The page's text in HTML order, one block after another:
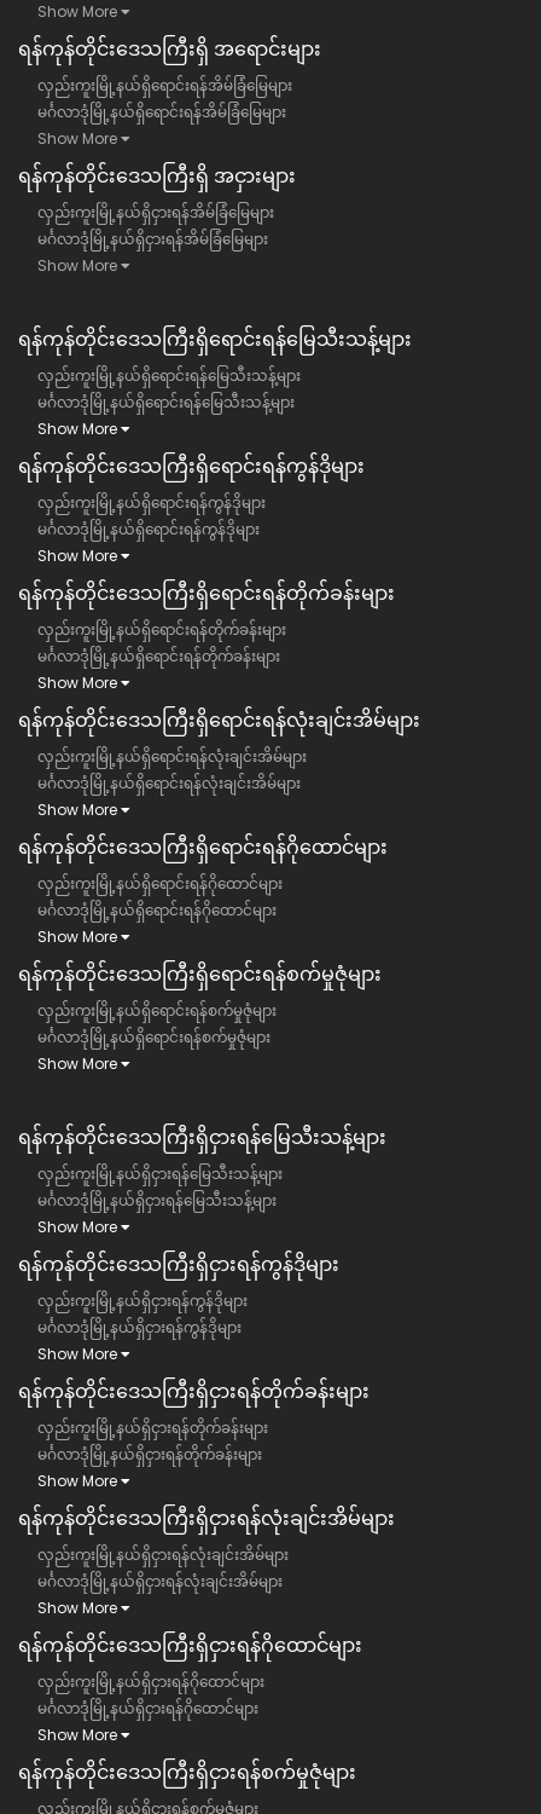
Show More
ရန်​ကုန်တိုင်းဒေသကြီး​ရှိ အရောင်းများ
လှည်းကူးမြို့နယ်ရှိရောင်းရန်အိမ်ခြံမြေများ
မင်္ဂလာဒုံမြို့နယ်ရှိရောင်းရန်အိမ်ခြံမြေများ
Show More
ရန်​ကုန်တိုင်းဒေသကြီး​ရှိ အငှားများ
လှည်းကူးမြို့နယ်ရှိငှားရန်အိမ်ခြံမြေများ
မင်္ဂလာဒုံမြို့နယ်ရှိငှားရန်အိမ်ခြံမြေများ
Show More
ရန်ကုန်တိုင်းဒေသကြီး​ရှိရောင်းရန်မြေသီးသန့်များ
လှည်းကူးမြို့နယ်ရှိရောင်းရန်မြေသီးသန့်များ
မင်္ဂလာဒုံမြို့နယ်ရှိရောင်းရန်မြေသီးသန့်များ
Show More
ရန်ကုန်တိုင်းဒေသကြီး​ရှိရောင်းရန်ကွန်ဒိုများ
လှည်းကူးမြို့နယ်ရှိရောင်းရန်ကွန်ဒိုများ
မင်္ဂလာဒုံမြို့နယ်ရှိရောင်းရန်ကွန်ဒိုများ
Show More
ရန်ကုန်တိုင်းဒေသကြီး​ရှိရောင်းရန်တိုက်ခန်းများ
လှည်းကူးမြို့နယ်ရှိရောင်းရန်တိုက်ခန်းများ
မင်္ဂလာဒုံမြို့နယ်ရှိရောင်းရန်တိုက်ခန်းများ
Show More
ရန်ကုန်တိုင်းဒေသကြီး​ရှိရောင်းရန်လုံးချင်းအိမ်များ
လှည်းကူးမြို့နယ်ရှိရောင်းရန်လုံးချင်းအိမ်များ
မင်္ဂလာဒုံမြို့နယ်ရှိရောင်းရန်လုံးချင်းအိမ်များ
Show More
ရန်ကုန်တိုင်းဒေသကြီး​ရှိရောင်းရန်ဂိုထောင်များ
လှည်းကူးမြို့နယ်ရှိရောင်းရန်ဂိုထောင်များ
မင်္ဂလာဒုံမြို့နယ်ရှိရောင်းရန်ဂိုထောင်များ
Show More
ရန်ကုန်တိုင်းဒေသကြီး​ရှိရောင်းရန်စက်မှုဇုံများ
လှည်းကူးမြို့နယ်ရှိရောင်းရန်စက်မှုဇုံများ
မင်္ဂလာဒုံမြို့နယ်ရှိရောင်းရန်စက်မှုဇုံများ
Show More
ရန်ကုန်တိုင်းဒေသကြီး​​ရှိငှားရန်မြေသီးသန့်များ
လှည်းကူးမြို့နယ်ရှိငှားရန်မြေသီးသန့်များ
မင်္ဂလာဒုံမြို့နယ်ရှိငှားရန်မြေသီးသန့်များ
Show More
ရန်ကုန်တိုင်းဒေသကြီး​​ရှိငှားရန်ကွန်ဒိုများ
လှည်းကူးမြို့နယ်ရှိငှားရန်ကွန်ဒိုများ
မင်္ဂလာဒုံမြို့နယ်ရှိငှားရန်ကွန်ဒိုများ
Show More
ရန်ကုန်တိုင်းဒေသကြီး​​ရှိငှားရန်တိုက်ခန်းများ
လှည်းကူးမြို့နယ်ရှိငှားရန်တိုက်ခန်းများ
မင်္ဂလာဒုံမြို့နယ်ရှိငှားရန်တိုက်ခန်းများ
Show More
ရန်ကုန်တိုင်းဒေသကြီး​​ရှိငှားရန်လုံးချင်းအိမ်များ
လှည်းကူးမြို့နယ်ရှိငှားရန်လုံးချင်းအိမ်များ
မင်္ဂလာဒုံမြို့နယ်ရှိငှားရန်လုံးချင်းအိမ်များ
Show More
ရန်ကုန်တိုင်းဒေသကြီး​​ရှိငှားရန်ဂိုထောင်များ
လှည်းကူးမြို့နယ်ရှိငှားရန်ဂိုထောင်များ
မင်္ဂလာဒုံမြို့နယ်ရှိငှားရန်ဂိုထောင်များ
Show More
ရန်ကုန်တိုင်းဒေသကြီး​​ရှိငှားရန်စက်မှုဇုံများ
လှည်းကူးမြို့နယ်ရှိငှားရန်စက်မှုဇုံများ